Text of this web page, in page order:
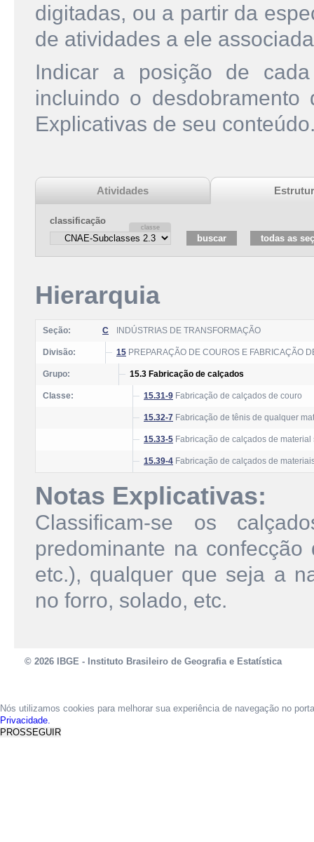
digitadas, ou a partir da
de atividades a ele
Indicar a posição de
incluindo o
Explicativas de seu
Atividades
classificação
Hierarquia
Seção: C INDÚSTRIAS DE TRANSFORMAÇÃO
Divisão: 15 PREPARAÇÃO DE COUROS E FABRICAÇÃO
Grupo: 15.3 Fabricação de calçados
Classe: 15.31-9 Fabricação de calçados de couro
15.32-7 Fabricação de tênis de qualquer
15.33-5 Fabricação de calçados de material
15.39-4 Fabricação de calçados de
Notas Explicativas:
Classificam-se os
predominante na
etc.), qualquer que seja a
no forro, solado, etc.
© 2026 IBGE - Instituto Brasileiro de Geografia e Estatística
Nós utilizamos cookies para melhorar sua experiência de navegação no
Privacidade.
PROSSEGUIR